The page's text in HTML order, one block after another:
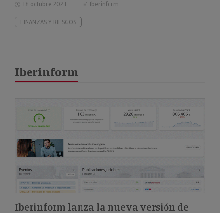
18 octubre 2021 Iberinform
FINANZAS Y RIESGOS
Iberinform
Iberinform lanza la nueva versión de